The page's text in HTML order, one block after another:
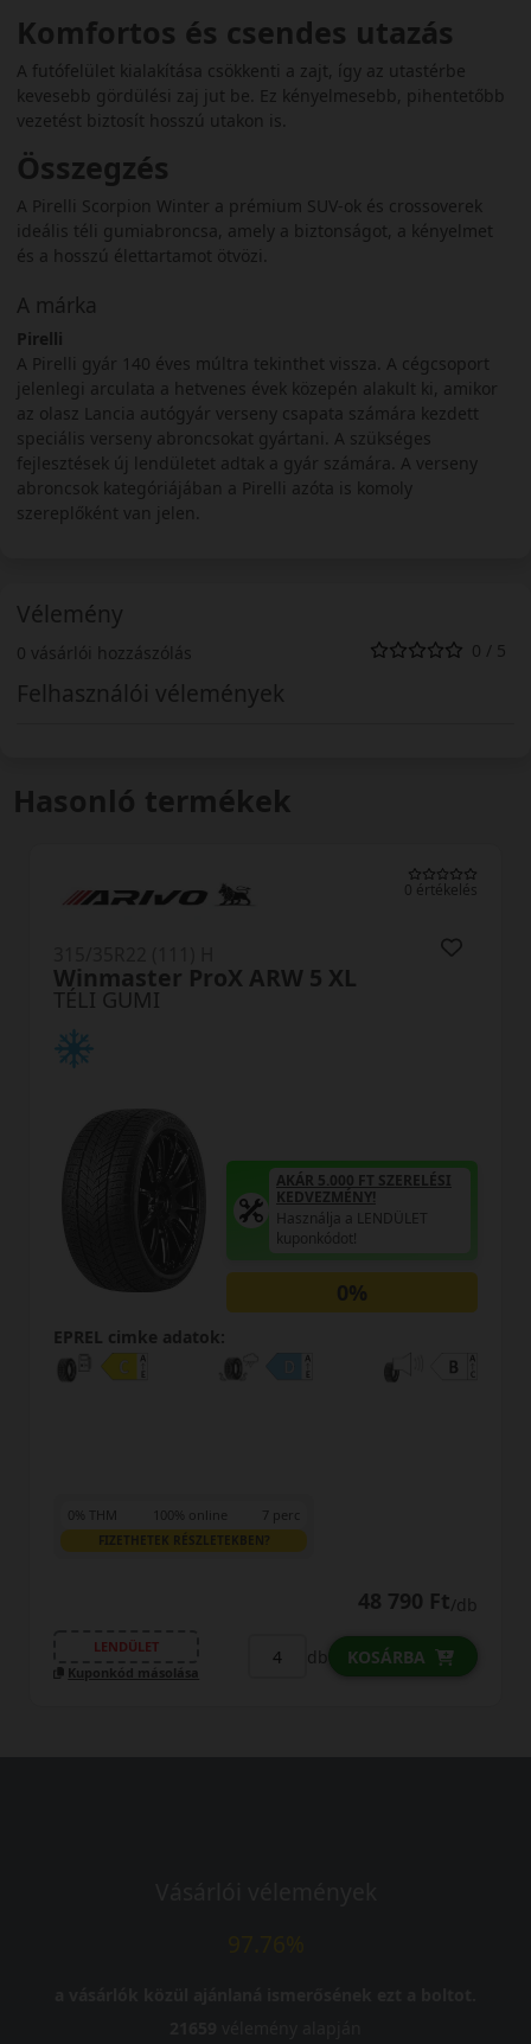
Komfortos és csendes utazás
A futófelület kialakítása csökkenti a zajt, így az utastérbe
kevesebb gördülési zaj jut be. Ez kényelmesebb, pihentetőbb
vezetést biztosít hosszú utakon is.
Összegzés
A Pirelli Scorpion Winter a prémium SUV-ok és crossoverek
ideális téli gumiabroncsa, amely a biztonságot, a kényelmet
és a hosszú élettartamot ötvözi.
A márka
Pirelli
A Pirelli gyár 140 éves múltra tekinthet vissza. A cégcsoport
jelenlegi arculata a hetvenes évek közepén alakult ki, amikor
az olasz Lancia autógyár verseny csapata számára kezdett
speciális verseny abroncsokat gyártani. A szükséges
fejlesztések új lendületet adtak a gyár számára. A verseny
abroncsok kategóriájában a Pirelli azóta is komoly
szereplőként van jelen.
Vélemény
0 vásárlói hozzászólás 0 / 5
Felhasználói vélemények
Hasonló termékek
0 értékelés
TÉLI GUMI
Winmaster ProX ARW 5 XL
AKÁR 5.000 FT SZERELÉSI
KEDVEZMÉNY!
Használja a LENDÜLET
kuponkódot!
0%
EPREL cimke adatok:
0% THM 100% online 7 perc
FIZETHETEK RÉSZLETEKBEN?
48 790 Ft/db
LENDÜLET
Kuponkód másolása
db KOSÁRBA